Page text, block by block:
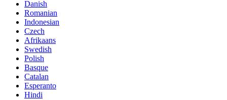
Danish
Romanian
Indonesian
Czech
Afrikaans
Swedish
Polish
Basque
Catalan
Esperanto
Hindi